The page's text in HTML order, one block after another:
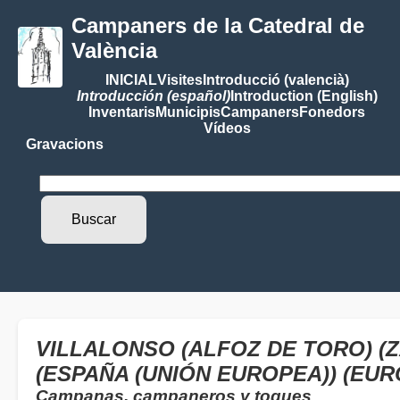
Campaners de la Catedral de
València
INICIALVisitesIntroducció (valencià)
Introducción (español)Introduction (English)
InventarisMunicipisCampanersFonedors
Vídeos
Gravacions
VILLALONSO (ALFOZ DE TORO)
(ESPAÑA (UNIÓN EUROPEA))
Campanas, campaneros y toques